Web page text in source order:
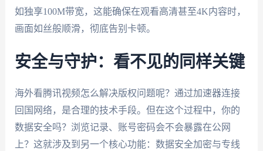
如独享100M带宽，这能确保在观看高清甚至4K内容时，
画面如丝般顺滑，彻底告别卡顿。
安全与守护：看不见的同样关键
海外看腾讯视频怎么解决版权问题呢？通过加速器连接
回国网络，是合理的技术手段。但在这个过程中，你的
数据安全吗？浏览记录、账号密码会不会暴露在公网
上？这就涉及到另一个核心功能：数据安全加密与专线